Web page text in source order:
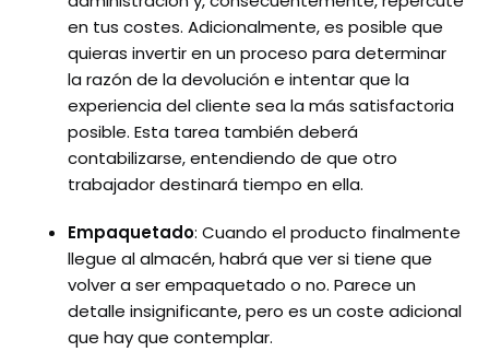
en tus costes. Adicionalmente, es posible que
quieras invertir en un proceso para determinar
la razón de la devolución e intentar que la
experiencia del cliente sea la más satisfactoria
posible. Esta tarea también deberá
contabilizarse, entendiendo de que otro
trabajador destinará tiempo en ella.
Empaquetado: Cuando el producto finalmente
llegue al almacén, habrá que ver si tiene que
volver a ser empaquetado o no. Parece un
detalle insignificante, pero es un coste adicional
que hay que contemplar.